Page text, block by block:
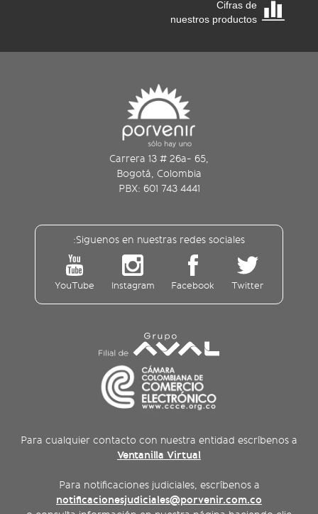
Cifras de
nuestros productos
Carrera 13 # 26a- 65,
Bogotá, Colombia
PBX: 601 743 4441
Siguenos en nuestras redes sociales:
Twitter
Facebook
Instagram
YouTube
Para cualquier contacto con nuestra entidad escríbenos a
Ventanilla Virtual
Para notificaciones judiciales, escríbenos a
notificacionesjudiciales@porvenir.com.co